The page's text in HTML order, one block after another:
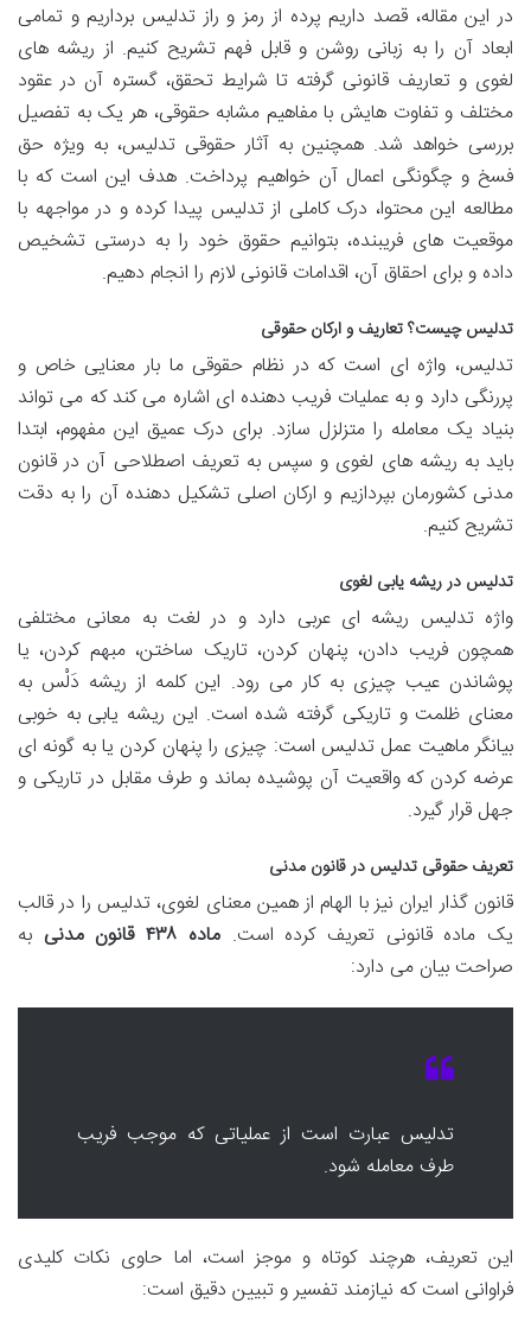
در این مقاله، قصد داریم پرده از رمز و راز تدلیس برداریم و تمامی
ابعاد آن را به زبانی روشن و قابل فهم تشریح کنیم. از ریشه های
لغوی و تعاریف قانونی گرفته تا شرایط تحقق، گستره آن در عقود
مختلف و تفاوت هایش با مفاهیم مشابه حقوقی، هر یک به تفصیل
بررسی خواهد شد. همچنین به آثار حقوقی تدلیس، به ویژه حق
فسخ و چگونگی اعمال آن خواهیم پرداخت. هدف این است که با
مطالعه این محتوا، درک کاملی از تدلیس پیدا کرده و در مواجهه با
موقعیت های فریبنده، بتوانیم حقوق خود را به درستی تشخیص
داده و برای احقاق آن، اقدامات قانونی لازم را انجام دهیم.
تدلیس چیست؟ تعاریف و ارکان حقوقی
تدلیس، واژه ای است که در نظام حقوقی ما بار معنایی خاص و
پررنگی دارد و به عملیات فریب دهنده ای اشاره می کند که می تواند
بنیاد یک معامله را متزلزل سازد. برای درک عمیق این مفهوم، ابتدا
باید به ریشه های لغوی و سپس به تعریف اصطلاحی آن در قانون
مدنی کشورمان بپردازیم و ارکان اصلی تشکیل دهنده آن را به دقت
تشریح کنیم.
تدلیس در ریشه یابی لغوی
واژه تدلیس ریشه ای عربی دارد و در لغت به معانی مختلفی
همچون فریب دادن، پنهان کردن، تاریک ساختن، مبهم کردن، یا
پوشاندن عیب چیزی به کار می رود. این کلمه از ریشه دَلْس به
معنای ظلمت و تاریکی گرفته شده است. این ریشه یابی به خوبی
بیانگر ماهیت عمل تدلیس است: چیزی را پنهان کردن یا به گونه ای
عرضه کردن که واقعیت آن پوشیده بماند و طرف مقابل در تاریکی و
جهل قرار گیرد.
تعریف حقوقی تدلیس در قانون مدنی
قانون گذار ایران نیز با الهام از همین معنای لغوی، تدلیس را در قالب
یک ماده قانونی تعریف کرده است.ماده ۴۳۸ قانون مدنی
به
صراحت بیان می دارد:
تدلیس عبارت است از عملیاتی که موجب فریب
طرف معامله شود.
این تعریف، هرچند کوتاه و موجز است، اما حاوی نکات کلیدی
فراوانی است که نیازمند تفسیر و تبیین دقیق است: